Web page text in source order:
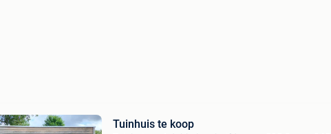
Tuinhuis te koop